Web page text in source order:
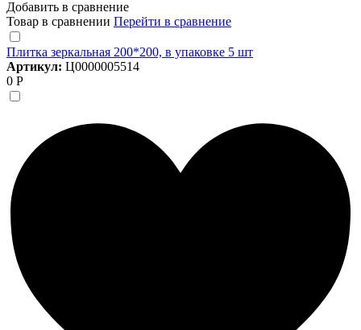
Добавить в сравнение
Товар в сравнении Перейти в сравнение
Плитка зеркальная 200*200, в упаковке 5 шт
Артикул: Ц0000005514
0 Р